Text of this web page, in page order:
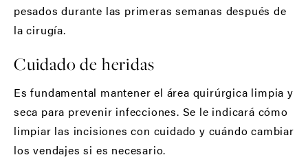
pesados durante las primeras semanas después de
la cirugía.
Cuidado de heridas
Es fundamental mantener el área quirúrgica limpia y
seca para prevenir infecciones. Se le indicará cómo
limpiar las incisiones con cuidado y cuándo cambiar
los vendajes si es necesario.